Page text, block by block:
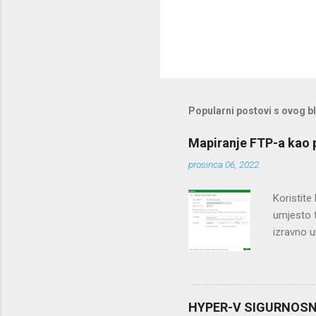
Popularni postovi s ovog
Mapiranje FTP-a kao
prosinca 06, 2022
Koristite
umjesto
izravno
kao
mjesto
HYPER-V